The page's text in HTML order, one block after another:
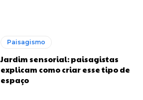
Paisagismo
Jardim sensorial: paisagistas
explicam como criar esse tipo de
espaço